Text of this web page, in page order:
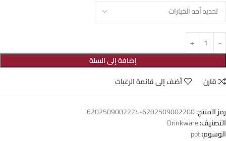
إضافة إلى السلة
قارن
أضف إلى قائمة الرغبات
رمز المنتج:6202509002200-6202509002224
التصنيف:Drinkware
الوسوم:pot